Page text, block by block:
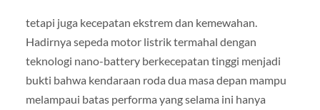
tetapi juga kecepatan ekstrem dan kemewahan.
Hadirnya sepeda motor listrik termahal dengan
teknologi nano-battery berkecepatan tinggi menjadi
bukti bahwa kendaraan roda dua masa depan mampu
melampaui batas performa yang selama ini hanya